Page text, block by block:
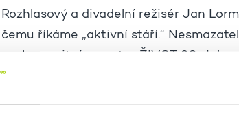
Rozhlasový a divadelní režisér Jan
čemu říkáme „aktivní stáří.“
divadle je scénická causerie Karla